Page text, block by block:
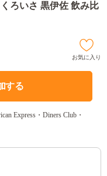
ろいさ 黒伊佐 飲み比
お気に入り
する
Express・Diners Club・